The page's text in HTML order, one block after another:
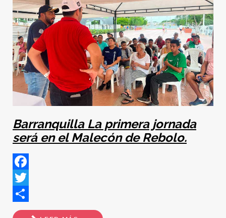
Barranquilla La primera jornada
será en el Malecón de Rebolo.
Facebook
Twitter
Share